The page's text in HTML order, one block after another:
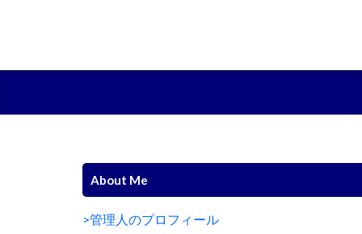
About Me
>管理人のプロフィール